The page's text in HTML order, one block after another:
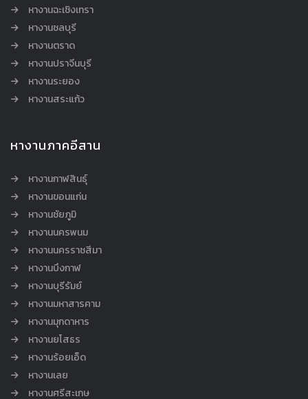
หางานฉะเชิงเทรา
หางานชลบุรี
หางานตราด
หางานปราจีนบุรี
หางานระยอง
หางานสระแก้ว
หางานภาคอีสาน
หางานกาฬสินธุ์
หางานขอนแก่น
หางานชัยภูมิ
หางานนครพนม
หางานนครราชสีมา
หางานบึงกาฬ
หางานบุรีรัมย์
หางานมหาสารคาม
หางานมุกดาหาร
หางานยโสธร
หางานร้อยเอ็ด
หางานเลย
หางานศรีสะเกษ